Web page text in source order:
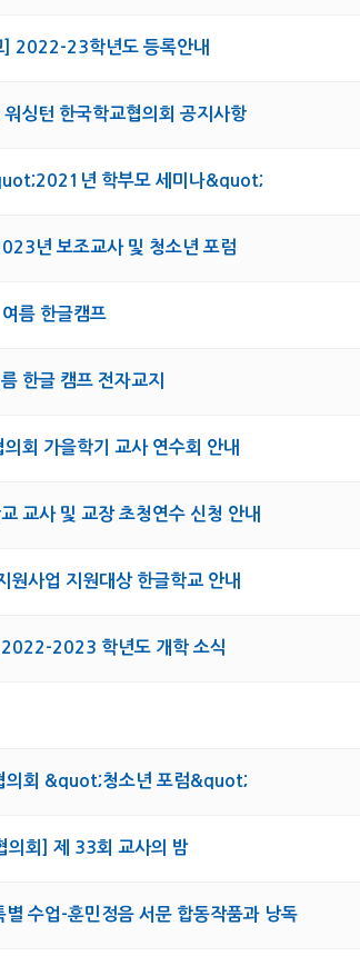
] 2022-23학년도 등록안내
싱턴 한국학교협의회 공지사항
년 학부모 세미나&quot;
년 보조교사 및 청소년 포럼
름 한글캠프
한글 캠프 전자교지
회 가을학기 교사 연수회 안내
교사 및 교장 초청연수 신청 안내
원사업 지원대상 한글학교 안내
2023 학년도 개학 소식
의회 &quot;청소년 포럼&quot;
의회] 제 33회 교사의 밤
수업-훈민정음 서문 합동작품과 낭독